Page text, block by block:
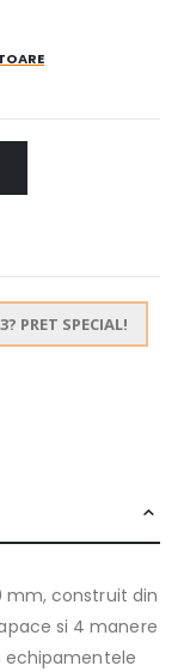
PRET SPECIAL!
mm, construit din
si 4 manere
echipamentele